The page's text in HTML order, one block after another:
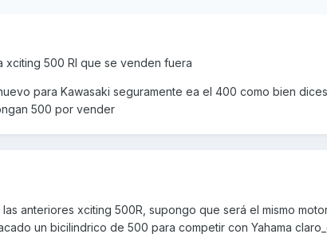
500 RI que se venden fuera
para Kawasaki seguramente ea el 400 como bien dices
500 por vender
anteriores xciting 500R, supongo que será el mismo
un bicilindrico de 500 para competir con Yahama